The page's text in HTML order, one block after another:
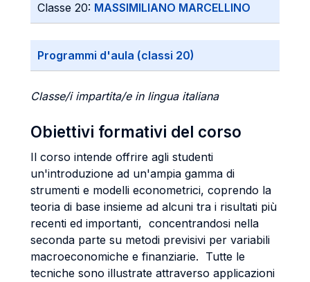
Classe 20: MASSIMILIANO MARCELLINO
Programmi d'aula (classi 20)
Classe/i impartita/e in lingua italiana
Obiettivi formativi del corso
Il corso intende offrire agli studenti
un'introduzione ad un'ampia gamma di
strumenti e modelli econometrici, coprendo la
teoria di base insieme ad alcuni tra i risultati più
recenti ed importanti, concentrandosi nella
seconda parte su metodi previsivi per variabili
macroeconomiche e finanziarie. Tutte le
tecniche sono illustrate attraverso applicazioni